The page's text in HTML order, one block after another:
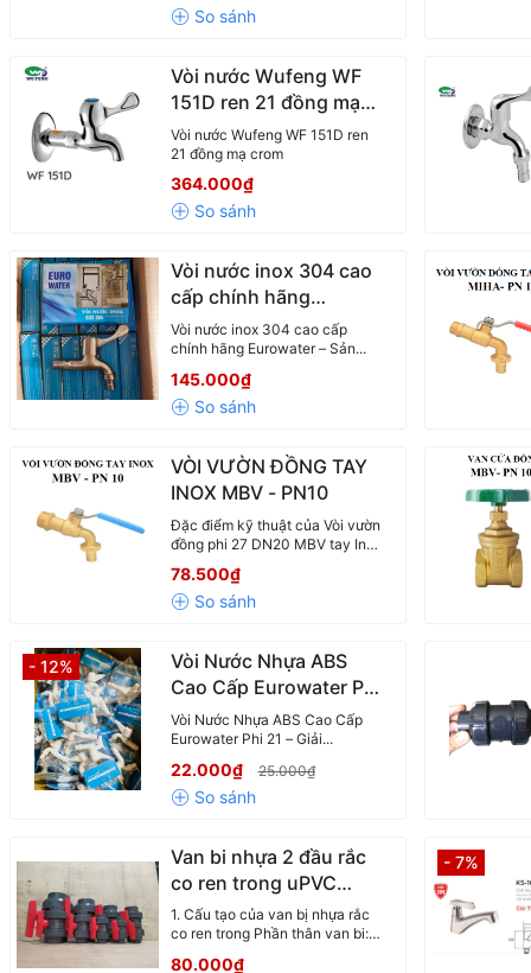
Vòi nước Wufeng WF
151D ren 21 đồng mạ
crom
Vòi nước Wufeng WF 151D ren
21 đồng mạ crom
364.000₫
Vòi nước inox 304 cao
cấp chính hãng
Eurowater phi 21
Vòi nước inox 304 cao cấp
chính hãng Eurowater – Sản...
145.000₫
VÒI VƯỜN ĐỒNG TAY
INOX MBV - PN10
Đặc điểm kỹ thuật của Vòi vườn
đồng phi 27 DN20 MBV tay Inox
78.500₫
- 12%
Vòi Nước Nhựa ABS
Cao Cấp Eurowater Phi
21
Vòi Nước Nhựa ABS Cao Cấp
Eurowater Phi 21 – Giải...
22.000₫ 25.000₫
Van bi nhựa 2 đầu rắc
co ren trong uPVC
VANFIT DN15-DN100
1. Cấu tạo của van bị nhựa rắc
co ren trong Phần thân van bi:
80.000₫
- 7%